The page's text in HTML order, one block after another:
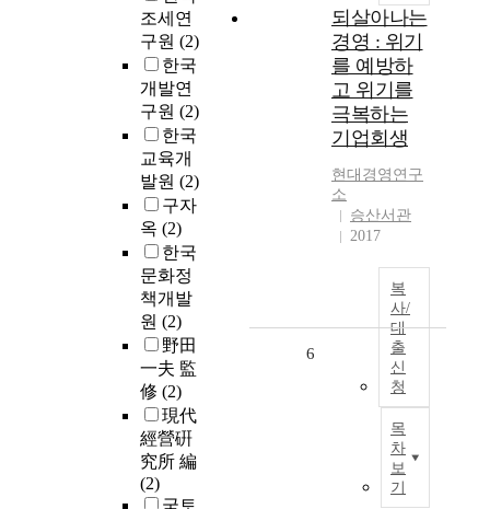
조세연
구원 (2)
한국
개발연
구원 (2)
한국
교육개
발원 (2)
구자
옥 (2)
한국
문화정
책개발
원 (2)
野田
一夫 監
修 (2)
現代
經營硏
究所 編
(2)
되살아나는
경영 : 위기
를 예방하
고 위기를
극복하는
기업회생
현대 경영연구
소
승산서관
2017
복
사/
대
출
신
청
목
차
보
기
6